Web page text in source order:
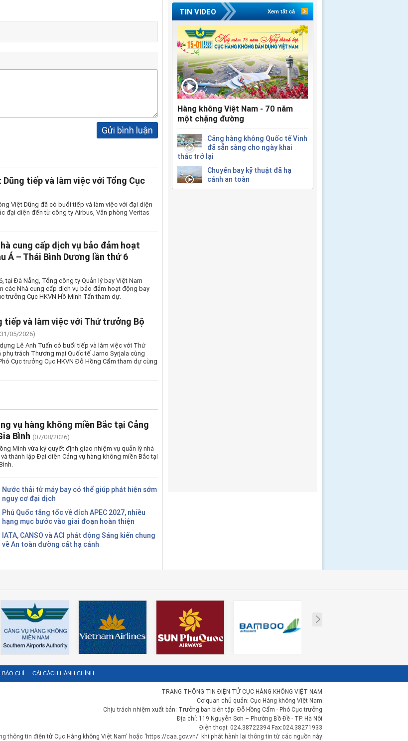
Gửi bình luận
tiếp và làm việc với Tổng Cục
Việt Dũng đã có buổi tiếp và làm việc với đại diện
đại diện đến từ công ty Airbus, Văn phòng Veritas
cung cấp dịch vụ bảo đảm hoạt
Á – Thái Bình Dương lần thứ 6
tại Đà Nẵng, Tổng công ty Quản lý bay Việt Nam
các Nhà cung cấp dịch vụ bảo đảm hoạt động bay
trưởng Cục HKVN Hồ Minh Tấn tham dự.
tiếp và làm việc với Thứ trưởng Bộ
05/2026)
Lê Anh Tuấn có buổi tiếp và làm việc với Thứ
trách Thương mại Quốc tế Jarno Syrjala cùng
Cục trưởng Cục HKVN Đỗ Hồng Cẩm tham dự cùng
vụ hàng không miền Bắc tại Cảng
Bình (07/08/2026)
Minh vừa ký quyết định giao nhiệm vụ quản lý nhà
thành lập Đại diện Cảng vụ hàng không miền Bắc tại
Nước thải từ máy bay có thể giúp phát hiện sớm
nguy cơ đại dịch
Phú Quốc tăng tốc về đích APEC 2027, nhiều
hạng mục bước vào giai đoạn hoàn thiện
IATA, CANSO và ACI phát động Sáng kiến chung
về An toàn đường cất hạ cánh
TIN VIDEO Xem tất cả
Hàng không Việt Nam - 70 năm
một chặng đường
Cảng hàng không Quốc tế Vinh
đã sẵn sàng cho ngày khai
thác trở lại
Chuyến bay kỹ thuật đã hạ
cánh an toàn
BÁO CHÍ CẢI CÁCH HÀNH CHÍNH
TRANG THÔNG TIN ĐIỆN TỬ CỤC HÀNG KHÔNG VIỆT NAM
Cơ quan chủ quản: Cục Hàng không Việt Nam
Chịu trách nhiệm xuất bản: Trưởng ban biên tập: Đỗ Hồng Cẩm - Phó Cục trưởng
Địa chỉ: 119 Nguyễn Sơn – Phường Bồ Đề - TP. Hà Nội
Điện thoại: 024.38722394 Fax:024.38271933
thông tin điện tử Cục Hàng không Việt Nam' hoặc 'https://caa.gov.vn/' khi phát hành lại thông tin từ các nguồn này